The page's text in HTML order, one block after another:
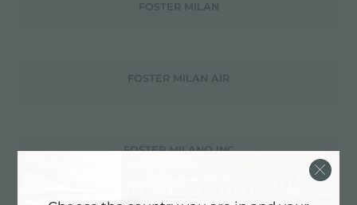
FOSTER MILAN
FOSTER MILAN AIR
FOSTER MILANO INC